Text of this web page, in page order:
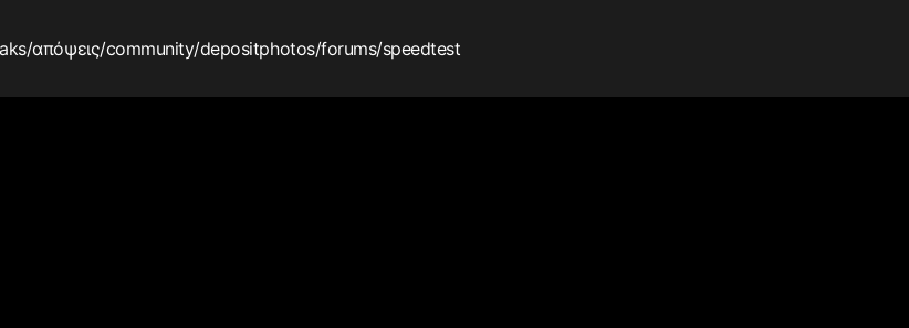
/απόψεις/community/depositphotos/forums/speedtest